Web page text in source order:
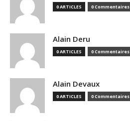
0 ARTICLES 0 Commentaires
Alain Deru
0 ARTICLES 0 Commentaires
Alain Devaux
0 ARTICLES 0 Commentaires